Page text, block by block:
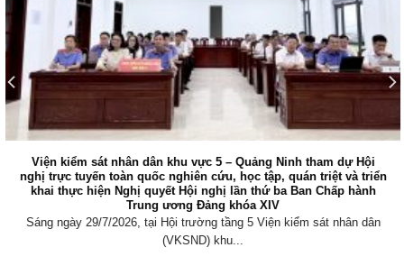
Viện kiểm sát nhân dân khu vực 5 – Quảng Ninh tham dự Hội
nghị trực tuyến toàn quốc nghiên cứu, học tập, quán triệt và triển
khai thực hiện Nghị quyết Hội nghị lần thứ ba Ban Chấp hành
Trung ương Đảng khóa XIV
Sáng ngày 29/7/2026, tại Hội trường tầng 5 Viện kiểm sát nhân dân
(VKSND) khu...